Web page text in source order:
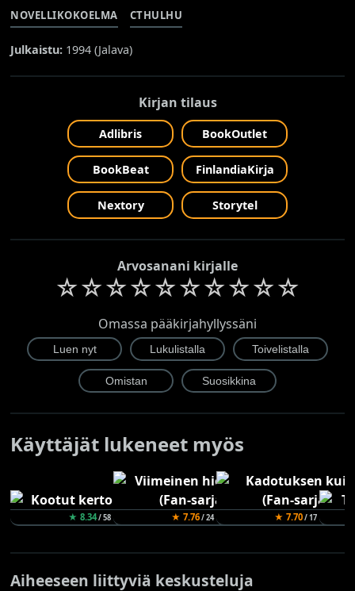
NOVELLIKOKOELMA CTHULHU
Julkaistu: 1994 (Jalava)
Kirjan tilaus
Adlibris BookOutlet
BookBeat FinlandiaKirja
Nextory Storytel
Arvosanani kirjalle
☆☆☆☆☆☆☆☆☆☆
Omassa pääkirjahyllyssäni
Käyttäjät lukeneet myös
★ 8.34/ 58 ★ 7.76/ 24 ★ 7.70/ 17
Aiheeseen liittyviä keskusteluja